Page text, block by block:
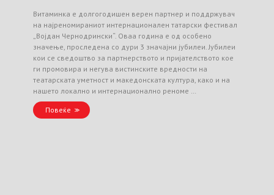
Витаминка е долгогодишен верен партнер и поддржувач
на најреномираниот интернационален татарски фестивал
„Војдан Чернодрински“. Оваа година е од особено
значење, проследена со дури 3 значајни јубилеи. Јубилеи
кои се сведоштво за партнерството и пријателството кое
ги промовира и негува вистинските вредности на
театарската уметност и македонската култура, како и на
нашето локално и интернационално реноме …
Повеќе